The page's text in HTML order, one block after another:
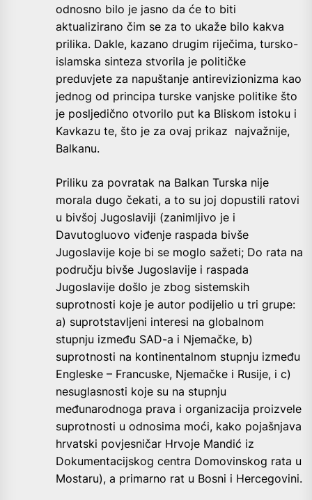
odnosno bilo je jasno da će to biti
aktualizirano čim se za to ukaže bilo kakva
prilika. Dakle, kazano drugim riječima, tursko-
islamska sinteza stvorila je političke
preduvjete za napuštanje antirevizionizma kao
jednog od principa turske vanjske politike što
je posljedično otvorilo put ka Bliskom istoku i
Kavkazu te, što je za ovaj prikaz najvažnije,
Balkanu.
Priliku za povratak na Balkan Turska nije
morala dugo čekati, a to su joj dopustili ratovi
u bivšoj Jugoslaviji (zanimljivo je i
Davutogluovo viđenje raspada bivše
Jugoslavije koje bi se moglo sažeti; Do rata na
području bivše Jugoslavije i raspada
Jugoslavije došlo je zbog sistemskih
suprotnosti koje je autor podijelio u tri grupe:
a) suprotstavljeni interesi na globalnom
stupnju između SAD-a i Njemačke, b)
suprotnosti na kontinentalnom stupnju između
Engleske – Francuske, Njemačke i Rusije, i c)
nesuglasnosti koje su na stupnju
međunarodnoga prava i organizacija proizvele
suprotnosti u odnosima moći, kako pojašnjava
hrvatski povjesničar Hrvoje Mandić iz
Dokumentacijskog centra Domovinskog rata u
Mostaru), a primarno rat u Bosni i Hercegovini.